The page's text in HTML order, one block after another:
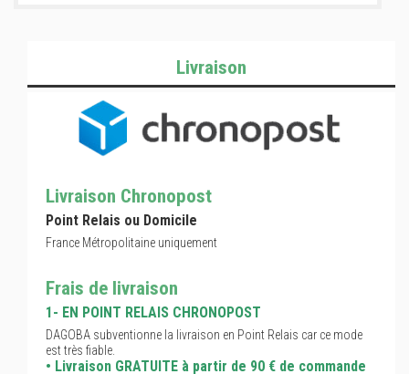
Livraison
Livraison Chronopost
Point Relais ou Domicile
France Métropolitaine uniquement
Frais de livraison
1- EN POINT RELAIS CHRONOPOST
DAGOBA subventionne la livraison en Point Relais car ce mode
est très fiable.
• Livraison GRATUITE à partir de 90 € de commande